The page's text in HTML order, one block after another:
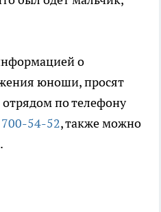
о
юноши, просят
по телефону
54-52, также можно